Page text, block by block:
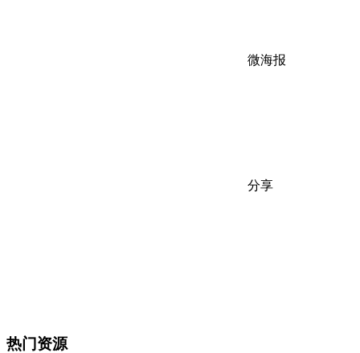
微海报
分享
热门资源